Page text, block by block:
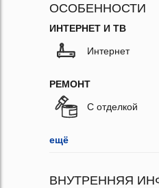
ОСОБЕННОСТИ
ИНТЕРНЕТ И ТВ
Интернет
РЕМОНТ
С отделкой
ещё
ВНУТРЕННЯЯ